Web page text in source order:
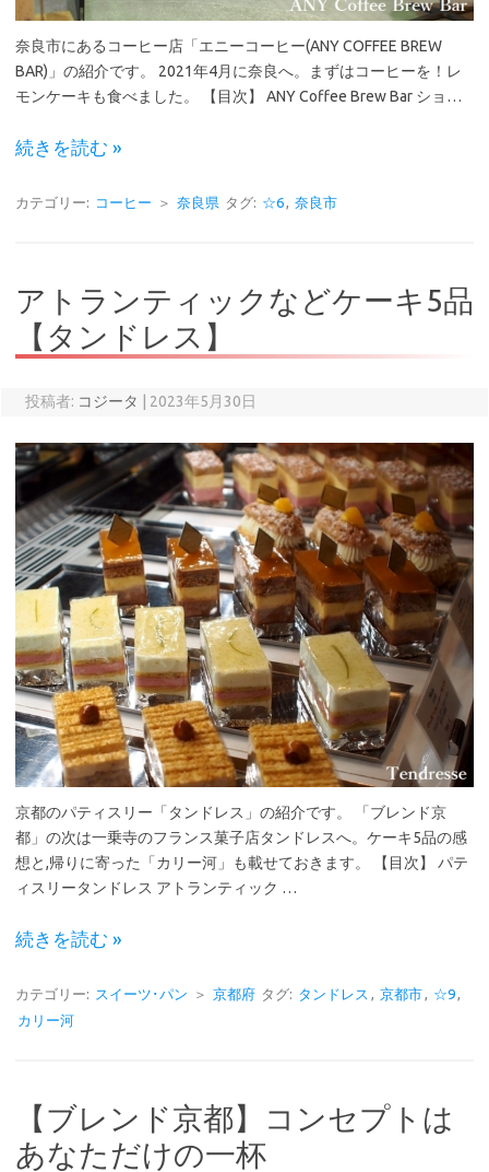
奈良市にあるコーヒー店「エニーコーヒー(ANY COFFEE BREW
BAR)」の紹介です。 2021年4月に奈良へ。まずはコーヒーを！レ
モンケーキも食べました。 【目次】 ANY Coffee Brew Bar ショ…
続きを読む »
カテゴリー: コーヒー ＞ 奈良県 タグ: ☆6, 奈良市
アトランティックなどケーキ5品
【タンドレス】
投稿者: コジータ 2023年5月30日
京都のパティスリー「タンドレス」の紹介です。 「ブレンド京
都」の次は一乗寺のフランス菓子店タンドレスへ。ケーキ5品の感
想と,帰りに寄った「カリー河」も載せておきます。 【目次】 パテ
ィスリータンドレス アトランティック …
続きを読む »
カテゴリー: スイーツ･パン ＞ 京都府 タグ: タンドレス , 京都市, ☆9,
カリー河
【ブレンド京都】コンセプトは
あなただけの一杯